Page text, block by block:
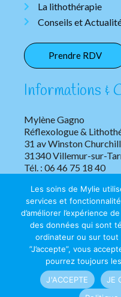
La lithothérapie
Conseils et
Prendre RDV
Informations &
Mylène Gagno
Réflexologue &
31 av Winston Churchill
31340 Villemur-sur-
Tél. : 06 46 75 18 40
Copyright © 2026 Les
Les soins de Mylie
services et
d’améliorer l’expérience
des données qui sont
ordinateur ou sur tout
”J’accepte”, vous
pourrez toujours
J'ACCEPTE
JE